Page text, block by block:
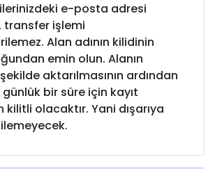
e-posta adresi
transfer işlemi
Alan adının kilidinin
emin olun. Alanın
aktarılmasının ardından
bir süre için kayıt
olacaktır. Yani dışarıya